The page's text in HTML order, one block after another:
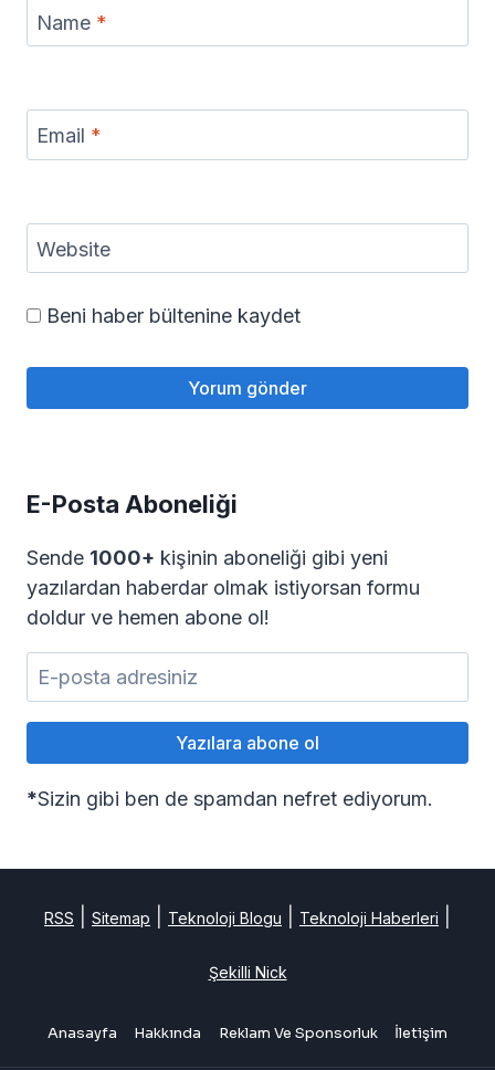
Name *
Email *
Website
Beni haber bültenine kaydet
E-Posta Aboneliği
Sende 1000+ kişinin aboneliği gibi yeni
yazılardan haberdar olmak istiyorsan formu
doldur ve hemen abone ol!
*Sizin gibi ben de spamdan nefret ediyorum.
RSS Sitemap Teknoloji Blogu Teknoloji Haberleri
Şekilli Nick
Anasayfa Hakkında Reklam Ve Sponsorluk İletişim